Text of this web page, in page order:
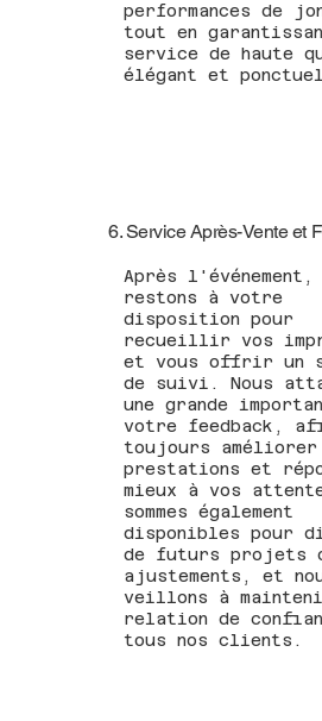
performances de
tout en
service de haute
élégant et
6. Service Après-Vente et
Après l'événement,
restons à votre
disposition pour
recueillir vos
et vous offrir un
de suivi. Nous
une grande
votre feedback,
toujours améliorer
prestations et
mieux à vos
sommes également
disponibles pour
de futurs projets
ajustements, et
veillons à
relation de
tous nos clients.